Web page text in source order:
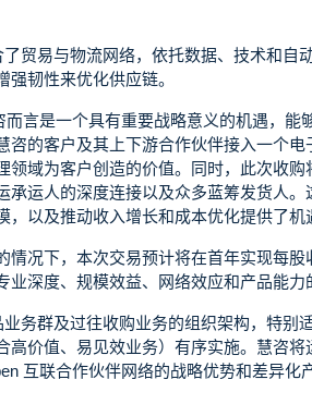
了贸易与物流网络，依托数据、技术和
强韧性来优化供应链。
而言是一个具有重要战略意义的机遇，
咨的客户及其上下游合作伙伴接入一个
领域为客户创造的价值。同时，此次收
承运人的深度连接以及众多蓝筹发货人
，以及推动收入增长和成本优化提供了机
情况下，本次交易预计将在首年实现每股
业深度、规模效益、网络效应和产品能力
业务群及过往收购业务的组织架构，特
高价值、易见效业务）有序实施。慧咨
互联合作伙伴网络的战略优势和差异化